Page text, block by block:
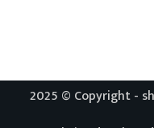
2025 © Copyright -